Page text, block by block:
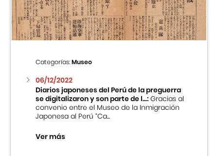
Categorías:Museo
06/12/2022
Diarios japoneses del Perú de la preguerra
se digitalizaron y son parte de l...:Gracias al
convenio entre el Museo de la Inmigración
Japonesa al Perú “Ca...
Ver más